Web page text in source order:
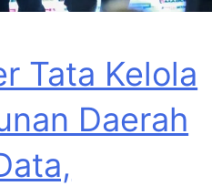
Tata Kelola
Daerah